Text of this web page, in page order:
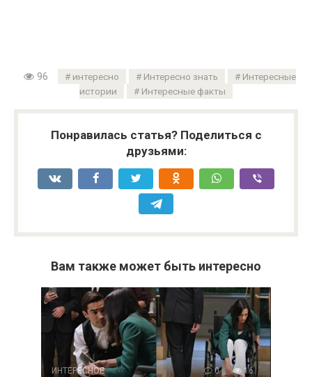
96 интересно Интересно знать
Интересные
истории
Интересные факты
Понравилась статья? Поделиться с
друзьями:
Вам также может быть интересно
ИНТЕРЕСНОЕ 0 16